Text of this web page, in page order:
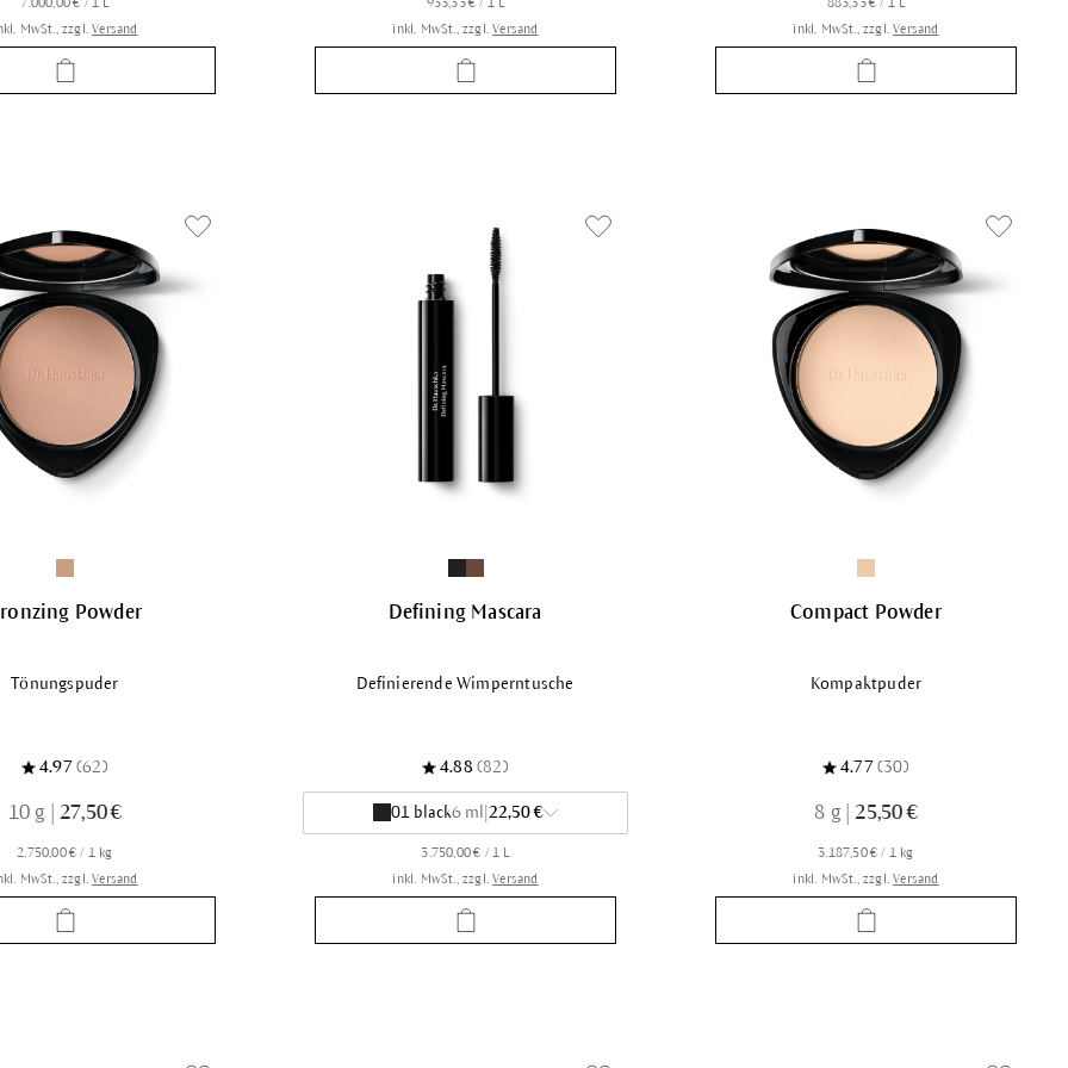
MwSt., zzgl.Versand
inkl. MwSt., zzgl.Versand
inkl. MwSt., zzgl.Versand
Powder
Tönungspuder
4.97 (62)
10 g 27,50 €
2.750,00 € / 1 kg
MwSt., zzgl.Versand
Defining Mascara
Definierende Wimperntusche
4.88 (82)
01 black6 ml |22,50 €
3.750,00 € / 1 L
inkl. MwSt., zzgl.Versand
Compact Powder
Kompaktpuder
4.77 (30)
8 g| 25,50 €
3.187,50 € / 1 kg
inkl. MwSt., zzgl.Versand